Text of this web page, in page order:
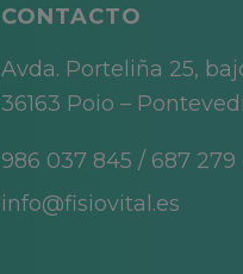
CONTACTO
Avda. Porteliña 25,
36163 Poio –
986 037 845 / 687 279
info@fisiovital.es